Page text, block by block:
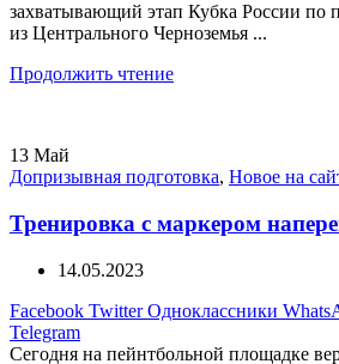
захватывающий этап Кубка России по
из Центрального Черноземья ...
Продолжить чтение
13 Май
Допризывная подготовка, Новое на
Тренировка с маркером
14.05.2023
Facebook Twitter Одноклассники
Telegram
Сегодня на пейнтбольной площадке